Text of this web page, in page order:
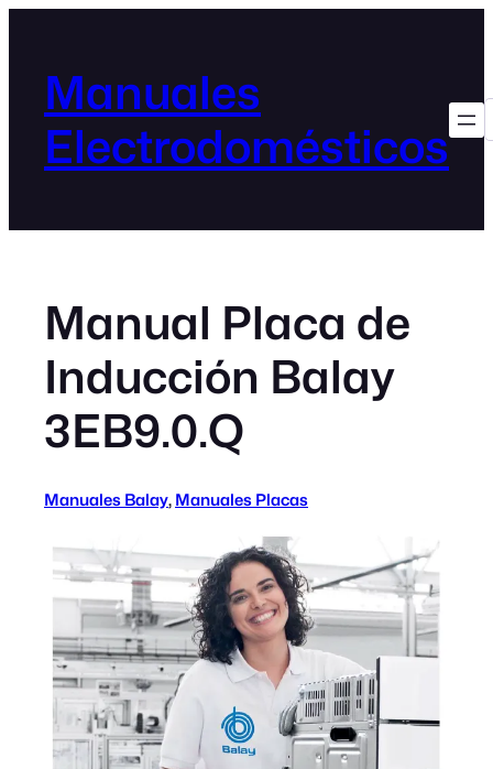
Manuales
Electrodomésticos
Manual Placa de
Inducción Balay
3EB9.0.Q
Manuales Balay, Manuales Placas